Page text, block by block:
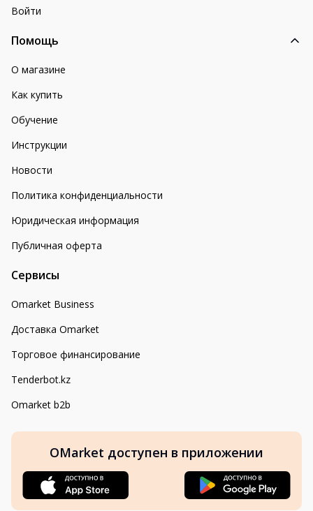
Войти
Помощь
О магазине
Как купить
Обучение
Инструкции
Новости
Политика конфиденциальности
Юридическая информация
Публичная оферта
Сервисы
Omarket Business
Доставка Omarket
Торговое финансирование
Tenderbot.kz
Omarket b2b
OMarket доступен в приложении